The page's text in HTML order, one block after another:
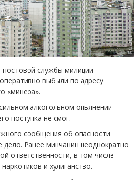
постовой службы милиции
выбыли по адресу
«минера».
алкогольном опьянении
поступка не смог.
сообщения об опасности
дело. Ранее минчанин неоднократно
ответственности, в том числе
и хулиганство.